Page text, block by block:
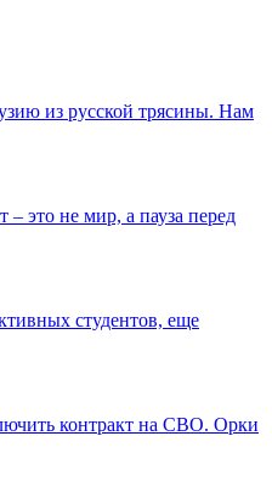
из русской трясины. Нам
это не мир, а пауза перед
студентов, еще
контракт на СВО. Орки